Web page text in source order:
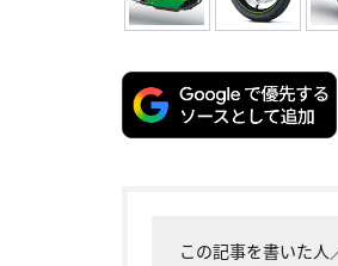
この記事を書いた人